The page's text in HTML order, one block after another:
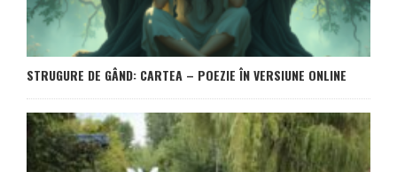
STRUGURE DE GÂND: CARTEA – POEZIE ÎN VERSIUNE ONLINE